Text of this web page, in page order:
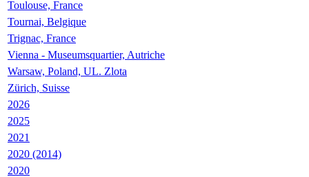
Toulouse, France
Tournai, Belgique
Trignac, France
Vienna - Museumsquartier, Autriche
Warsaw, Poland, UL. Zlota
Zürich, Suisse
2026
2025
2021
2020 (2014)
2020